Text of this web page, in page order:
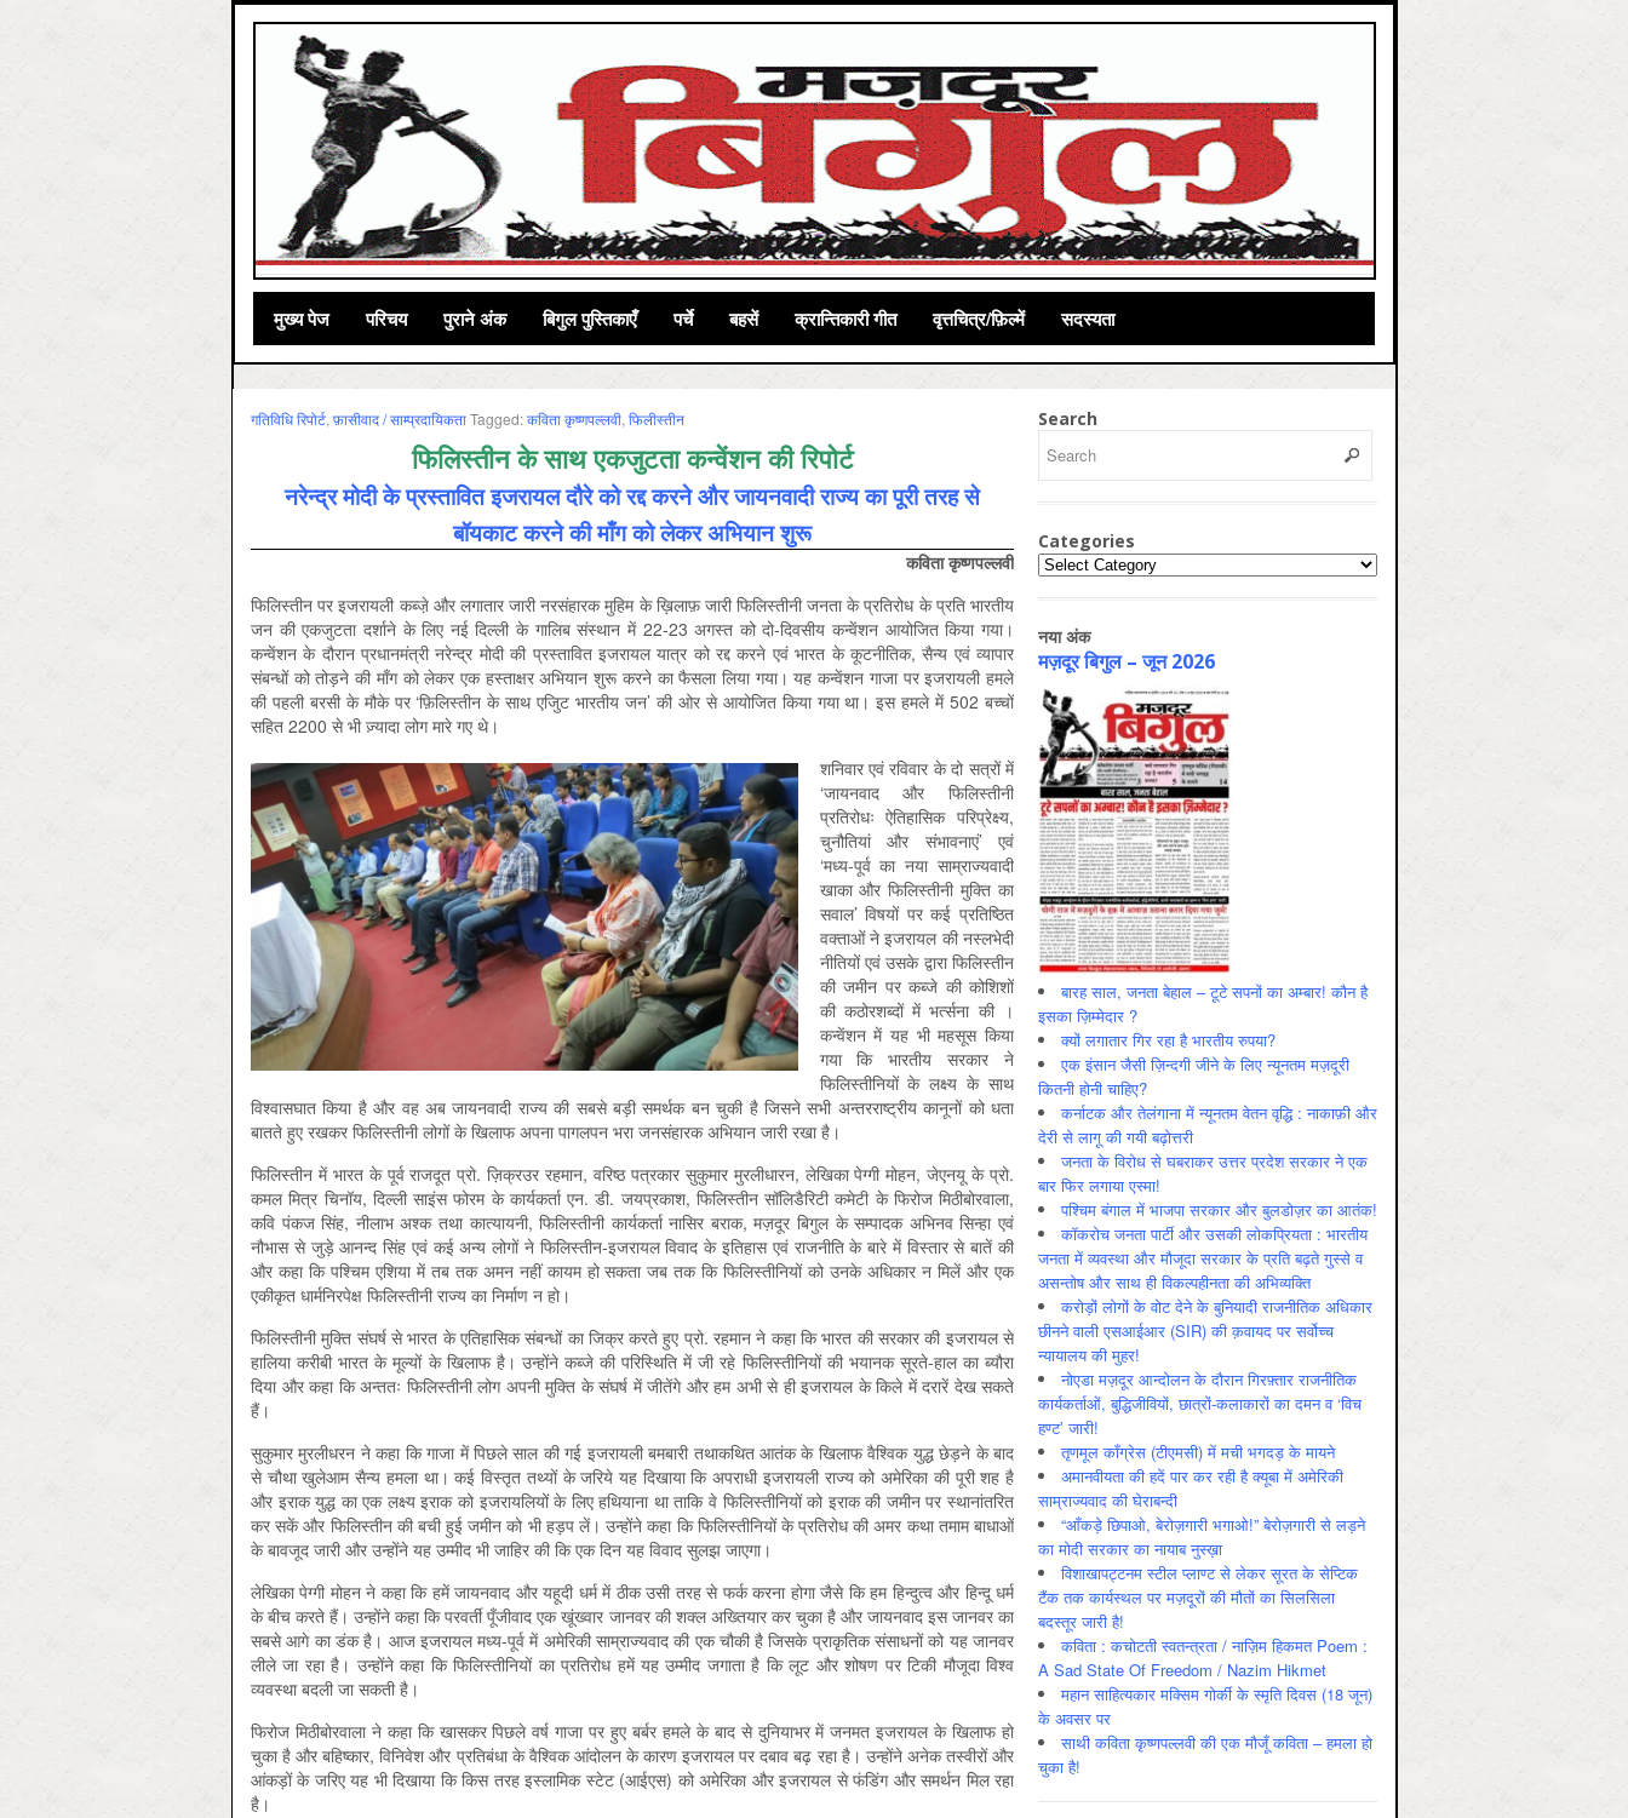
मुख्‍य पेज परिचय पुराने अंक बिगुल पुस्तिकाएँ पर्चे बहसें क्रान्तिकारी गीत वृत्तचित्र/फ़िल्में सदस्यता
गतिविधि रिपोर्ट, फ़ासीवाद / साम्‍प्रदायिकताTagged:कविता कृष्‍णपल्‍लवी, फिलीस्‍तीन
फिलिस्तीन के साथ एकजुटता कन्वेंशन की रिपोर्ट
नरेन्द्र मोदी के प्रस्तावित इजरायल दौरे को रद्द करने और जायनवादी राज्य का पूरी तरह से
बॉयकाट करने की माँग को लेकर अभियान शुरू
कविता कृष्णपल्लवी
फिलिस्तीन पर इजरायली कब्जे़ और लगातार जारी नरसंहारक मुहिम के ख़िलाफ़ जारी फिलिस्तीनी जनता के प्रतिरोध के प्रति भारतीय
जन की एकजुटता दर्शाने के लिए नई दिल्ली के गालिब संस्थान में 22-23 अगस्त को दो-दिवसीय कन्वेंशन आयोजित किया गया।
कन्वेंशन के दौरान प्रधानमंत्री नरेन्द्र मोदी की प्रस्तावित इजरायल यात्र को रद्द करने एवं भारत के कूटनीतिक, सैन्य एवं व्यापार
संबन्धों को तोड़ने की माँग को लेकर एक हस्ताक्षर अभियान शुरू करने का फैसला लिया गया। यह कन्वेंशन गाजा पर इजरायली हमले
की पहली बरसी के मौके पर ‘फ़ि‍लिस्तीन के साथ एजिुट भारतीय जन’ की ओर से आयोजित किया गया था। इस हमले में 502 बच्चों
सहित 2200 से भी ज़्यादा लोग मारे गए थे।
शनिवार एवं रविवार के दो सत्रों में
‘जायनवाद और फिलिस्तीनी
प्रतिरोधः ऐतिहासिक परिप्रेक्ष्य,
चुनौतियां और संभावनाएं’ एवं
‘मध्य-पूर्व का नया साम्राज्यवादी
खाका और फिलिस्तीनी मुक्ति का
सवाल’ विषयों पर कई प्रतिष्ठित
वक्ताओं ने इजरायल की नस्लभेदी
नीतियों एवं उसके द्वारा फिलिस्तीन
की जमीन पर कब्जे की कोशिशों
की कठोरशब्दों में भर्त्सना की ।
कन्वेंशन में यह भी महसूस किया
गया कि भारतीय सरकार ने
फिलिस्तीनियों के लक्ष्य के साथ
विश्वासघात किया है और वह अब जायनवादी राज्य की सबसे बड़ी समर्थक बन चुकी है जिसने सभी अन्तरराष्ट्रीय कानूनों को धता
बातते हुए रखकर फिलिस्तीनी लोगों के खिलाफ अपना पागलपन भरा जनसंहारक अभियान जारी रखा है।
फिलिस्तीन में भारत के पूर्व राजदूत प्रो. ज़िक्रउर रहमान, वरिष्ठ पत्रकार सुकुमार मुरलीधारन, लेखिका पेग्गी मोहन, जेएनयू के प्रो.
कमल मित्र चिनॉय, दिल्ली साइंस फोरम के कार्यकर्ता एन. डी. जयप्रकाश, फिलिस्तीन सॉलिडैरिटी कमेटी के फिरोज मिठीबोरवाला,
कवि पंकज सिंह, नीलाभ अश्क तथा कात्यायनी, फिलिस्तीनी कार्यकर्ता नासिर बराक, मज़दूर बिगुल के सम्पादक अभिनव सिन्हा एवं
नौभास से जुड़े आनन्द सिंह एवं कई अन्य लोगों ने फिलिस्तीन-इजरायल विवाद के इतिहास एवं राजनीति के बारे में विस्तार से बातें की
और कहा कि पश्चिम एशिया में तब तक अमन नहीं कायम हो सकता जब तक कि फिलिस्तीनियों को उनके अधिकार न मिलें और एक
एकीकृत धार्मनिरपेक्ष फिलिस्तीनी राज्य का निर्माण न हो।
फिलिस्तीनी मुक्ति संघर्ष से भारत के एतिहासिक संबन्धों का जिक्र करते हुए प्रो. रहमान ने कहा कि भारत की सरकार की इजरायल से
हालिया करीबी भारत के मूल्यों के खिलाफ है। उन्होंने कब्जे की परिस्थिति में जी रहे फिलिस्तीनियों की भयानक सूरते-हाल का ब्यौरा
दिया और कहा कि अन्ततः फिलिस्तीनी लोग अपनी मुक्ति के संघर्ष में जीतेंगे और हम अभी से ही इजरायल के किले में दरारें देख सकते
हैं।
सुकुमार मुरलीधरन ने कहा कि गाजा में पिछले साल की गई इजरायली बमबारी तथाकथित आतंक के खिलाफ वैश्विक युद्ध छेड़ने के बाद
से चौथा खुलेआम सैन्य हमला था। कई विस्तृत तथ्यों के जरिये यह दिखाया कि अपराधी इजरायली राज्य को अमेरिका की पूरी शह है
और इराक युद्ध का एक लक्ष्य इराक को इजरायलियों के लिए हथियाना था ताकि वे फिलिस्तीनियों को इराक की जमीन पर स्थानांतरित
कर सकें और फिलिस्तीन की बची हुई जमीन को भी हड़प लें। उन्होंने कहा कि फिलिस्तीनियों के प्रतिरोध की अमर कथा तमाम बाधाओं
के बावजूद जारी और उन्होंने यह उम्मीद भी जाहिर की कि एक दिन यह विवाद सुलझ जाएगा।
लेखिका पेग्गी मोहन ने कहा कि हमें जायनवाद और यहूदी धर्म में ठीक उसी तरह से फर्क करना होगा जैसे कि हम हिन्दुत्व और हिन्दू धर्म
के बीच करते हैं। उन्होंने कहा कि परवर्ती पूँजीवाद एक खूंख्वार जानवर की शक्ल अख्तियार कर चुका है और जायनवाद इस जानवर का
सबसे आगे का डंक है। आज इजरायल मध्य-पूर्व में अमेरिकी साम्राज्यवाद की एक चौकी है जिसके प्राकृतिक संसाधनों को यह जानवर
लीले जा रहा है। उन्होंने कहा कि फिलिस्तीनियों का प्रतिरोध हमें यह उम्मीद जगाता है कि लूट और शोषण पर टिकी मौजूदा विश्व
व्यवस्था बदली जा सकती है।
फिरोज मिठीबोरवाला ने कहा कि खासकर पिछले वर्ष गाजा पर हुए बर्बर हमले के बाद से दुनियाभर में जनमत इजरायल के खिलाफ हो
चुका है और बहिष्कार, विनिवेश और प्रतिबंधा के वैश्विक आंदोलन के कारण इजरायल पर दबाव बढ़ रहा है। उन्होंने अनेक तस्वीरों और
आंकड़ों के जरिए यह भी दिखाया कि किस तरह इस्लामिक स्टेट (आईएस) को अमेरिका और इजरायल से फंडिंग और समर्थन मिल रहा
है।
Search
Categories
Categories
नया अंक
मज़दूर बिगुल – जून 2026
बारह साल, जनता बेहाल – टूटे सपनों का अम्बार! कौन है
इसका ज़िम्मेदार ?
क्यों लगातार गिर रहा है भारतीय रुपया?
एक इंसान जैसी ज़िन्दगी जीने के लिए न्यूनतम मज़दूरी
कितनी होनी चाहिए?
कर्नाटक और तेलंगाना में न्यूनतम वेतन वृद्धि : नाकाफ़ी और
देरी से लागू की गयी बढ़ोत्तरी
जनता के विरोध से घबराकर उत्तर प्रदेश सरकार ने एक
बार फिर लगाया एस्मा!
पश्चिम बंगाल में भाजपा सरकार और बुलडोज़र का आतंक!
कॉकरोच जनता पार्टी और उसकी लोकप्रियता : भारतीय
जनता में व्‍यवस्‍था और मौजूदा सरकार के प्रति बढ़ते गुस्‍से व
असन्‍तोष और साथ ही विकल्‍पहीनता की अभिव्‍यक्ति
करोड़ों लोगों के वोट देने के बुनियादी राजनीतिक अधिकार
छीनने वाली एसआईआर (SIR) की क़वायद पर सर्वोच्च
न्यायालय की मुहर!
नोएडा मज़दूर आन्दोलन के दौरान गिरफ़्तार राजनीतिक
कार्यकर्ताओं, बुद्धिजीवियों, छात्रों-कलाकारों का दमन व ‘विच
हण्ट’ जारी!
तृणमूल काँग्रेस (टीएमसी) में मची भगदड़ के मायने
अमानवीयता की हदें पार कर रही है क्यूबा में अमेरिकी
साम्राज्यवाद की घेराबन्दी
“आँकड़े छिपाओ, बेरोज़गारी भगाओ!” बेरोज़गारी से लड़ने
का मोदी सरकार का नायाब नुस्ख़ा
विशाखापट्टनम स्टील प्लाण्ट से लेकर सूरत के सेप्टिक
टैंक तक कार्यस्थल पर मज़दूरों की मौतों का सिलसिला
बदस्तूर जारी है!
कविता : कचोटती स्वतन्त्रता / नाज़िम हिकमत Poem :
A Sad State Of Freedom / Nazim Hikmet
महान साहित्यकार मक्सिम गोर्की के स्मृति दिवस (18 जून)
के अवसर पर
साथी कविता कृष्णपल्लवी की एक मौजूँ कविता – हमला हो
चुका है!